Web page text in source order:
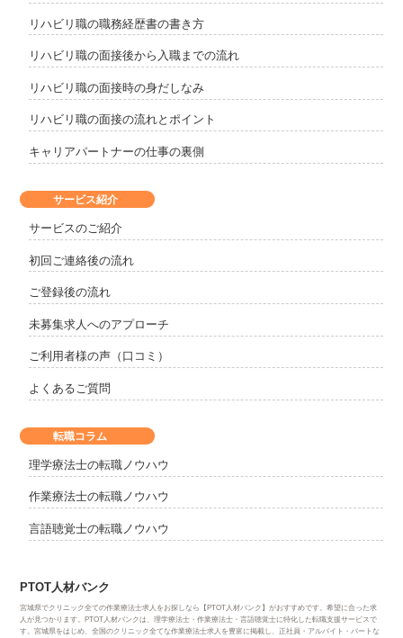
サービス紹介
サービスのご紹介
初回ご連絡後の流れ
ご登録後の流れ
未募集求人へのアプローチ
ご利用者様の声（口コミ）
よくあるご質問
リハビリ職の職務経歴書の書き方
リハビリ職の面接後から入職までの流れ
リハビリ職の面接時の身だしなみ
リハビリ職の面接の流れとポイント
キャリアパートナーの仕事の裏側
転職コラム
理学療法士の転職ノウハウ
作業療法士の転職ノウハウ
言語聴覚士の転職ノウハウ
PTOT人材バンク
宮城県でクリニック全ての作業療法士求人をお探しなら【PTOT人材バンク】がおすすめです。希望に合った求
人が見つかります。PTOT人材バンクは、理学療法士・作業療法士・言語聴覚士に特化した転職支援サービスで
す。宮城県をはじめ、全国のクリニック全てな作業療法士求人を豊富に掲載し、正社員・アルバイト・パートな